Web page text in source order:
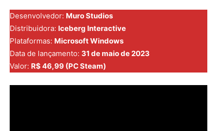
Desenvolvedor: Muro Studios
Distribuidora: Iceberg Interactive
Plataformas: Microsoft Windows
Data de lançamento: 31 de maio de 2023
Valor: R$ 46,99 (PC Steam)